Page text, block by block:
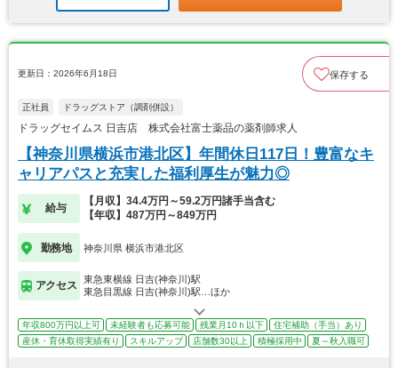
更新日：2026年6月18日 保存する
正社員 ドラッグストア（調剤併設）
ドラッグセイムス 日吉店 株式会社富士薬品の薬剤師求人
【神奈川県横浜市港北区】年間休日117日！豊富なキ
ャリアパスと充実した福利厚生が魅力◎
給与
【月収】34.4万円～59.2万円諸手当含む
【年収】487万円～849万円
勤務地 神奈川県 横浜市港北区
アクセス
東急東横線 日吉(神奈川)駅
東急目黒線 日吉(神奈川)駅…ほか
年収800万円以上可 未経験者も応募可能 残業月10ｈ以下
住宅補助（手当）あり
産休・育休取得実績有り
スキルアップ 店舗数30以上 積極採用中 夏～秋入職可